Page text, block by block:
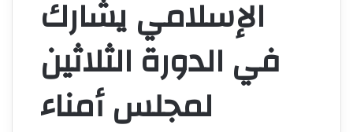
الإسلامي يشارك
في الدورة الثلاثين
لمجلس أمناء